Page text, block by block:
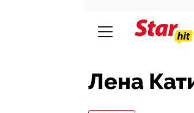
Лена